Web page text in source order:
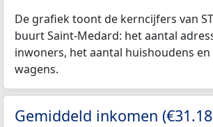
De grafiek toont de kerncijfers van
buurt Saint-Medard: het aantal
inwoners, het aantal huishoudens
wagens.
Gemiddeld inkomen